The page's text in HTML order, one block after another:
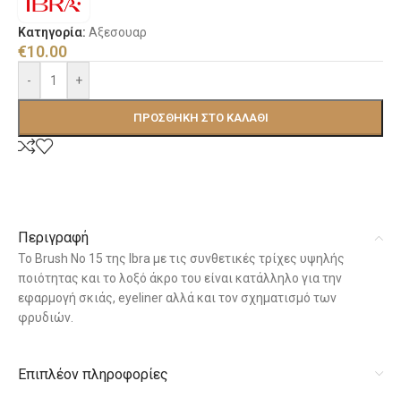
Κατηγορία: Αξεσουαρ
€10.00
- +
ΠΡΟΣΘΉΚΗ ΣΤΟ ΚΑΛΆΘΙ
Περιγραφή
Το Brush No 15 της Ibra με τις συνθετικές τρίχες υψηλής
ποιότητας και το λοξό άκρο του είναι κατάλληλο για την
εφαρμογή σκιάς, eyeliner αλλά και τον σχηματισμό των
φρυδιών.
Επιπλέον πληροφορίες